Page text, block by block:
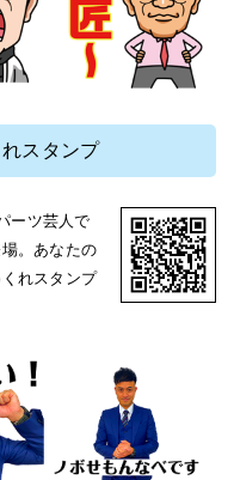
スタンプ
ーツ芸人で
。あなたの
れスタンプ